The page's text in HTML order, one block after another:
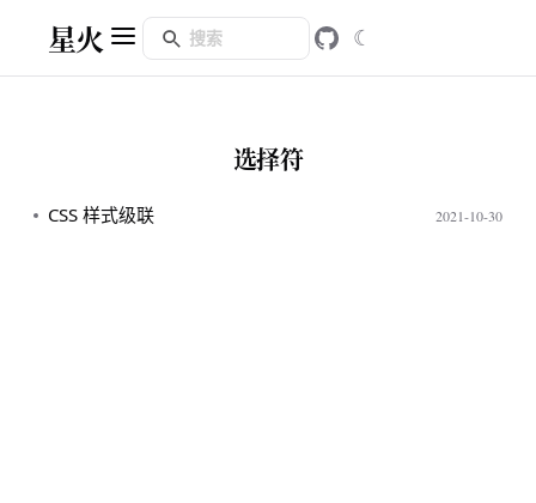
星火 ☾
选择符
CSS 样式级联 2021-10-30